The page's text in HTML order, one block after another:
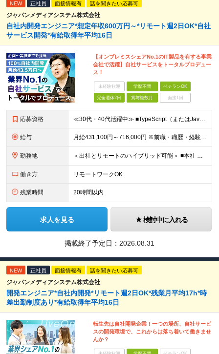
NEW 正社員 面接情報有 話を聞きたい応募可
ジャパンメディアシステム株式会社
自社内開発エンジニア*想定年収600万円～*リモート週2日OK*自社
サービス開発*有給取得年平均16日
【オンプレミスシェアNo.1のIT製品を有する事業
会社で活躍】自社サービスをトータルプロデュー
ス！
未経験歓迎 学歴不問 ベテランOK
完全週休2日 賞与複数月 面接1回
応募資格 ≪30代・40代活躍中≫ ■TypeScript（またはJavaScript）、PHP、Java、C/C++ のいずれかを使用した開発の実務経験がある方 ■学歴不問
給与 月給431,100円～716,000円 ※前職・職歴・経験・能力を考慮の上、優遇します ※上記給与には月30時間分の固定残業代（81,000円～134,000円）を含みます 超過分は別途支給します
勤務地 ＜出社とリモートのハイブリッド可能＞ ■本社 東京都千代田区外神田2-14-10 第2電波ビル2F ■大阪支店 大阪府大阪市淀川区西中島5-14-22 リクルート新大阪ビル5F ※（変更の範囲）会社の
働き方 リモートワークOK
残業時間 20時間以内
求人を見る 検討中に入れる
掲載終了予定日： 2026.08.31
NEW 正社員 面接情報有 話を聞きたい応募可
ジャパンメディアシステム株式会社
開発エンジニア*自社内開発*リモート週2日OK*残業月平均17h*時
差出勤制度あり*有給取得年平均16日
転生先は自社開発企業！一つの場所、自社サービ
スの開発環境で、これからは落ち着いて働きませ
んか？